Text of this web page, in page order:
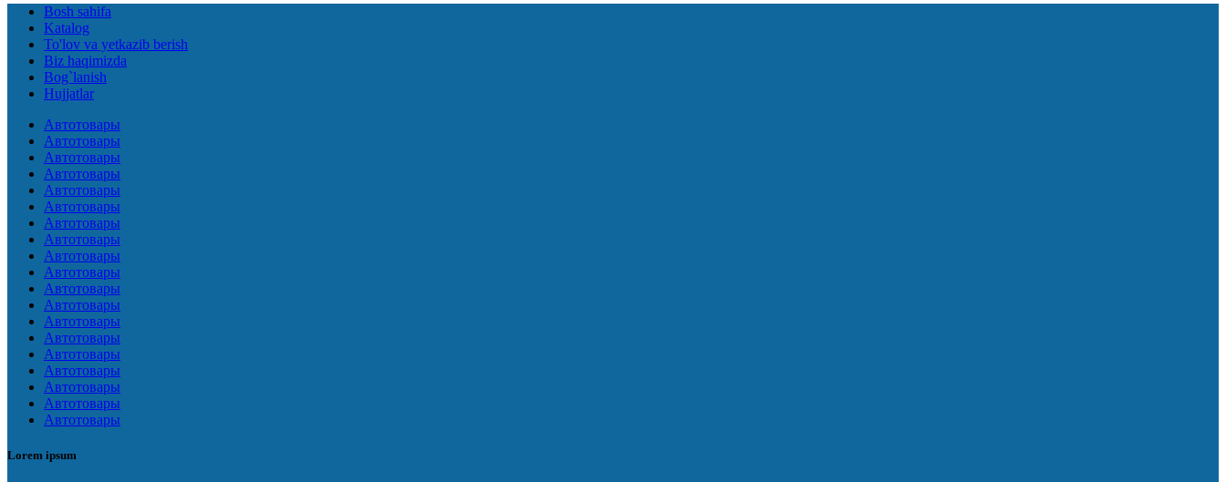
Bosh sahifa
Katalog
To'lov va yetkazib berish
Biz haqimizda
Bog`lanish
Hujjatlar
Автотовары
Автотовары
Автотовары
Автотовары
Автотовары
Автотовары
Автотовары
Автотовары
Автотовары
Автотовары
Автотовары
Автотовары
Автотовары
Автотовары
Автотовары
Автотовары
Автотовары
Автотовары
Автотовары
Lorem ipsum